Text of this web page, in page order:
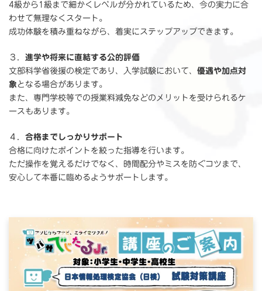
4級から1級まで細かくレベルが分かれているため、今の実力に合
わせて無理なくスタート。
成功体験を積み重ねながら、着実にステップアップできます。
３． 進学や将来に直結する公的評価
文部科学省後援の検定であり、入学試験において、 優遇や加点対
象 となる場合があります。
また、専門学校等での授業料減免などのメリットを受けられるケ
ースもあります。
４． 合格までしっかりサポート
合格に向けたポイントを絞った指導を行います。
ただ操作を覚えるだけでなく、時間配分やミスを防ぐコツまで、
安心して本番に臨めるようサポートします。